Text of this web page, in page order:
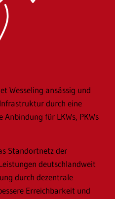
Wesseling ansässig und
durch eine
für LKWs, PKWs
Standortnetz der
deutschlandweit
durch dezentrale
Erreichbarkeit und